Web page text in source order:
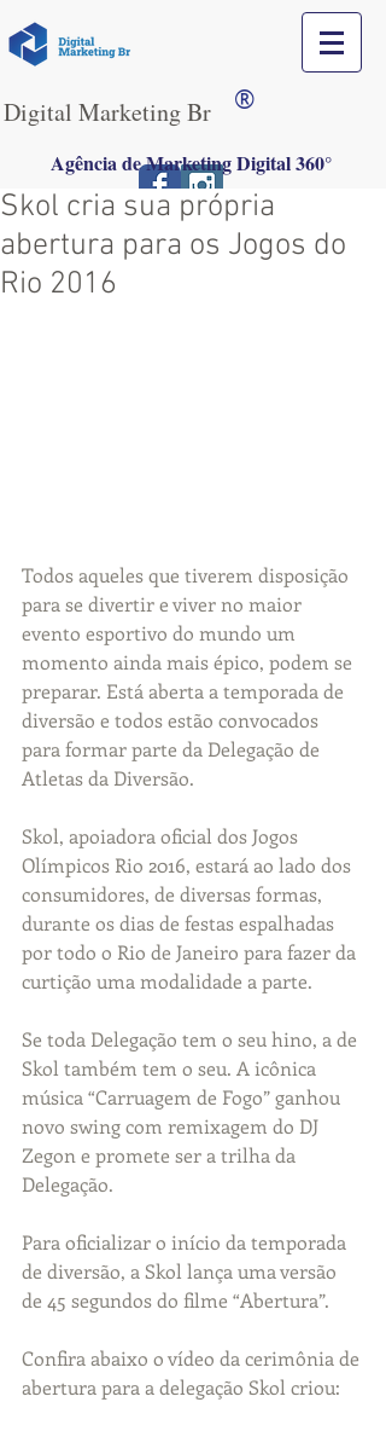
®
Digital Marketing Br
Agência de Marketing Digital 360°
Skol cria sua própria
abertura para os Jogos do
Rio 2016
Todos aqueles que tiverem disposição
para se divertir e viver no maior
evento esportivo do mundo um
momento ainda mais épico, podem se
preparar. Está aberta a temporada de
diversão e todos estão convocados
para formar parte da Delegação de
Atletas da Diversão.
Skol, apoiadora oficial dos Jogos
Olímpicos Rio 2016, estará ao lado dos
consumidores, de diversas formas,
durante os dias de festas espalhadas
por todo o Rio de Janeiro para fazer da
curtição uma modalidade a parte.
Se toda Delegação tem o seu hino, a de
Skol também tem o seu. A icônica
música “Carruagem de Fogo” ganhou
novo swing com remixagem do DJ
Zegon e promete ser a trilha da
Delegação.
Para oficializar o início da temporada
de diversão, a Skol lança uma versão
de 45 segundos do filme “Abertura”.
Confira abaixo o vídeo da cerimônia de
abertura para a delegação Skol criou: